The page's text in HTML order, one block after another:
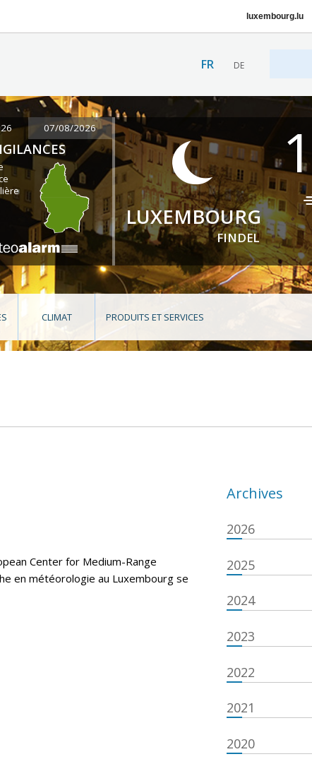
luxembourg.lu
FR DE
07/08/2026
LUXEMBOURG
FINDEL
CLIMAT PRODUITS ET SERVICES
Center for Medium-Range
en météorologie au Luxembourg se
Archives
2026
2025
2024
2023
2022
2021
2020